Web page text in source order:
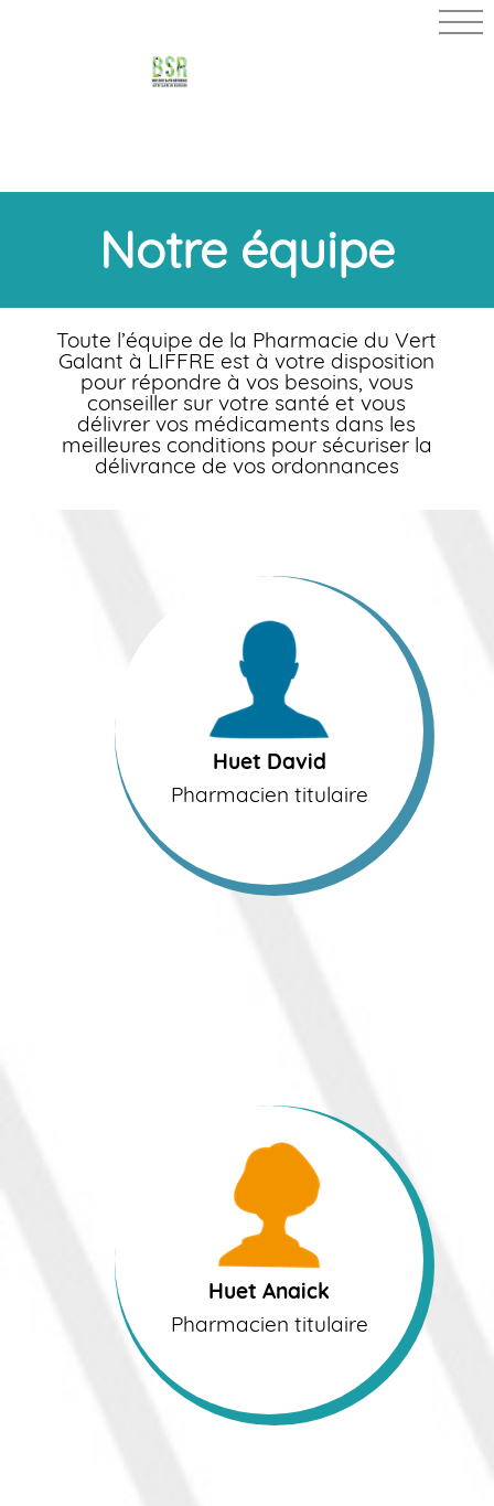
Notre équipe
Toute l’équipe de la Pharmacie du Vert
Galant à LIFFRE est à votre disposition
pour répondre à vos besoins, vous
conseiller sur votre santé et vous
délivrer vos médicaments dans les
meilleures conditions pour sécuriser la
délivrance de vos ordonnances
Huet David
Pharmacien titulaire
Huet David
Pharmacien titulaire
Huet Anaick
Pharmacien titulaire
Huet Anaick
Pharmacien titulaire